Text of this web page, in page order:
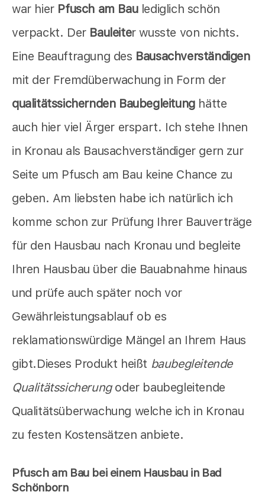
war hier Pfusch am Baulediglich schön
verpackt. Der Bauleiter wusste von nichts.
Eine Beauftragung des Bausachverständigen
mit der Fremdüberwachung in Form der
qualitätssichernden Baubegleitunghätte
auch hier viel Ärger erspart. Ich stehe Ihnen
in Kronau als Bausachverständiger gern zur
Seite um Pfusch am Bau keine Chance zu
geben. Am liebsten habe ich natürlich ich
komme schon zur Prüfung Ihrer Bauverträge
für den Hausbau nach Kronau und begleite
Ihren Hausbau über die Bauabnahme hinaus
und prüfe auch später noch vor
Gewährleistungsablauf ob es
reklamationswürdige Mängel an Ihrem Haus
gibt.Dieses Produkt heißt baubegleitende
Qualitätssicherung oder baubegleitende
Qualitätsüberwachung welche ich in Kronau
zu festen Kostensätzen anbiete.
Pfusch am Bau bei einem Hausbau in Bad
Schönborn